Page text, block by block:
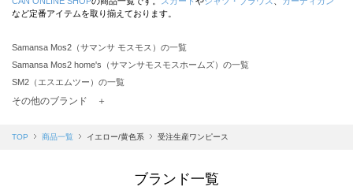
など定番アイテムを取り揃えております。
Samansa Mos2（サマンサ モスモス）の一覧
Samansa Mos2 home's（サマンサモスモスホームズ）の一覧
SM2（エスエムツー）の一覧
TSUHARU by Samansa Mos2（ツハルバイサマンサモスモス）の一覧
Samansa Mos2 blue（サマンサモスモス ブルー）の一覧
その他のブランド ＋
TOP 商品一覧 イエロー/黄色系 受注生産ワンピース
ブランド一覧